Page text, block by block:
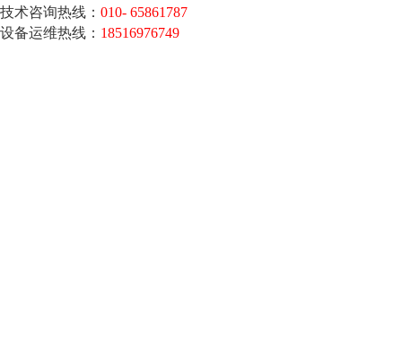
技术咨询热线： 010- 65861787
设备运维热线： 18516976749